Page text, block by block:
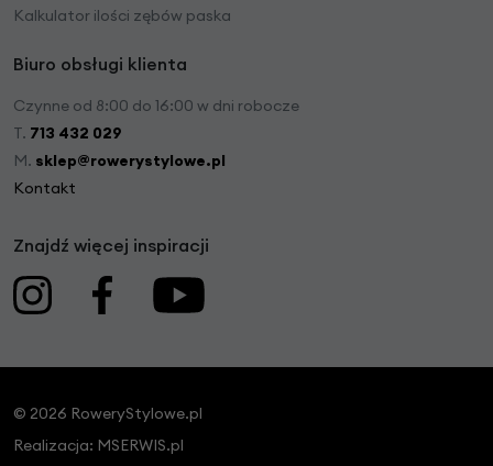
Kalkulator ilości zębów paska
Biuro obsługi klienta
Czynne od 8:00 do 16:00 w dni robocze
T. 713 432 029
M. sklep@rowerystylowe.pl
Kontakt
Znajdź więcej inspiracji
© 2026 RoweryStylowe.pl
Realizacja: MSERWIS.pl